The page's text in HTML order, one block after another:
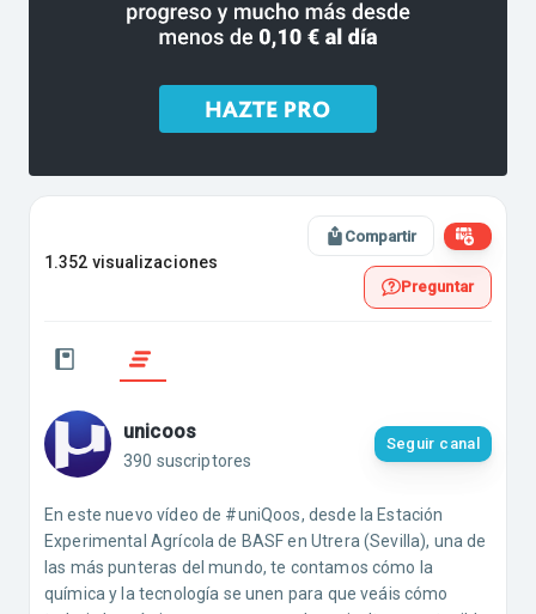
1.352 visualizaciones
Compartir
Preguntar
unicoos
390 suscriptores
Seguir canal
En este nuevo vídeo de #uniQoos, desde la Estación
Experimental Agrícola de BASF en Utrera (Sevilla), una de
las más punteras del mundo, te contamos cómo la
química y la tecnología se unen para que veáis cómo